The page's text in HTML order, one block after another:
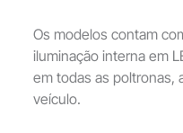
Os modelos contam
iluminação interna em
em todas as poltronas,
veículo.